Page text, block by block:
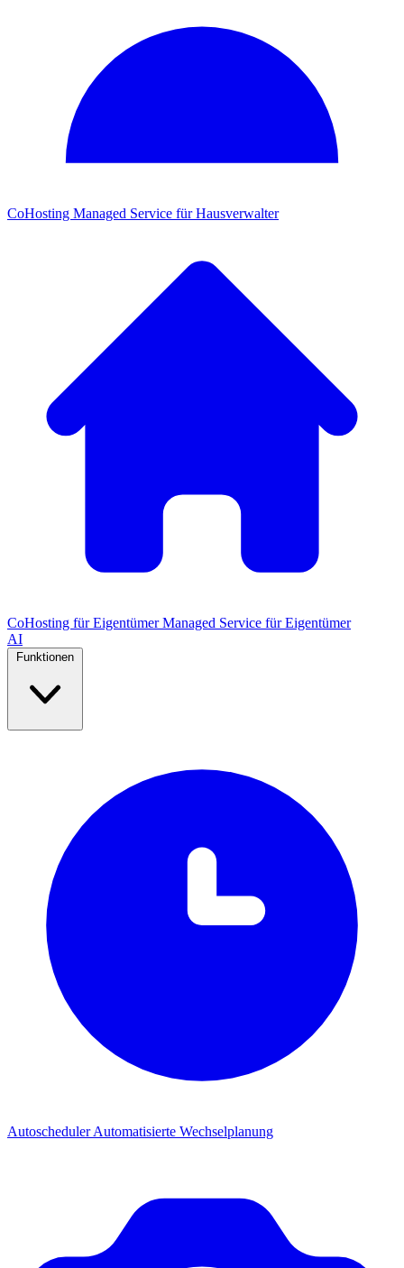
CoHosting Managed Service für Hausverwalter
CoHosting für EigentümerManaged Service für Eigentümer
AI
AutoschedulerAutomatisierte Wechselplanung